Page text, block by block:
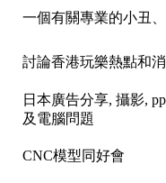
一個有關專業的小丑
討論香港玩樂熱點和
日本廣告分享, 攝影,
及電腦問題
CNC模型同好會